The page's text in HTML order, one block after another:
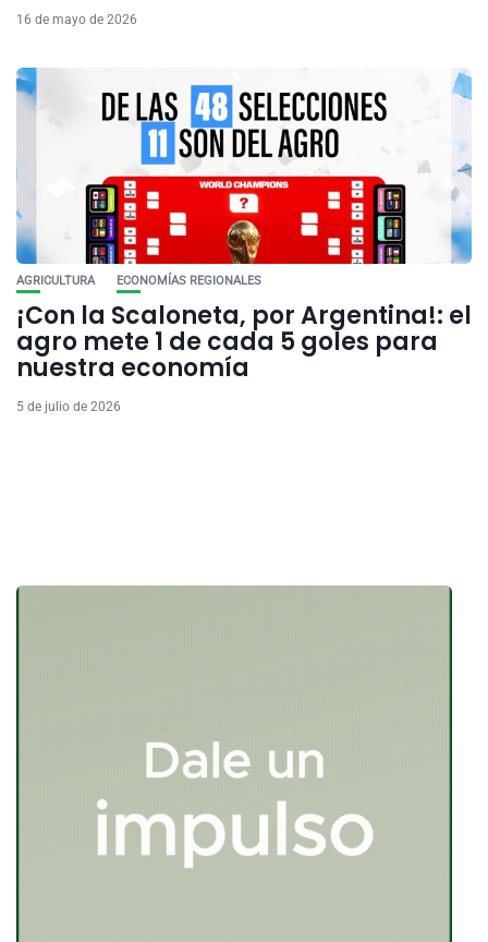
16 de mayo de 2026
AGRICULTURA ECONOMÍAS REGIONALES
¡Con la Scaloneta, por Argentina!: el
agro mete 1 de cada 5 goles para
nuestra economía
5 de julio de 2026